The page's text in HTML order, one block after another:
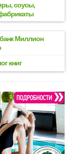
соусы,
Миллион
книг